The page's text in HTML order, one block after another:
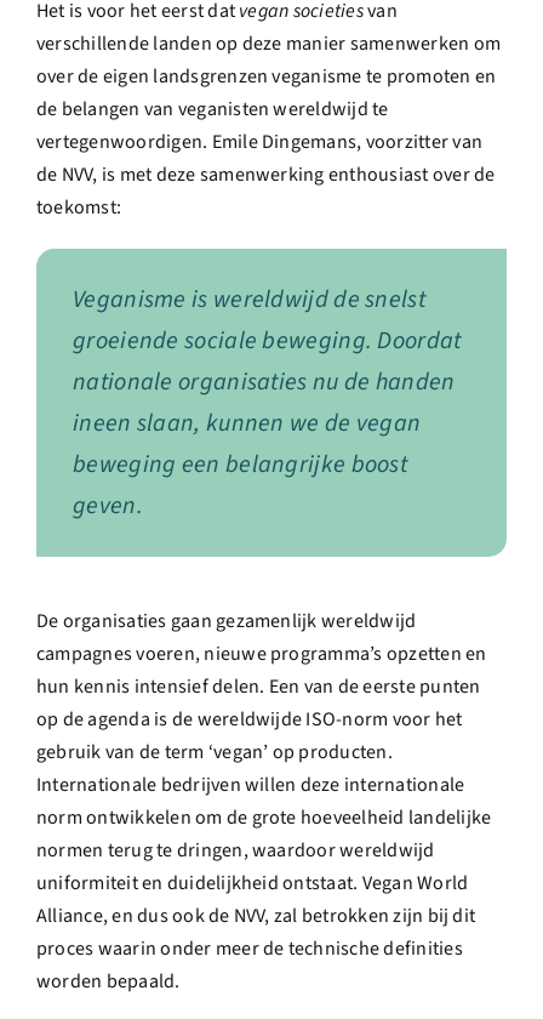
Het is voor het eerst datvegan societiesvan
verschillende landen op deze manier samenwerken om
over de eigen landsgrenzen veganisme te promoten en
de belangen van veganisten wereldwijd te
vertegenwoordigen. Emile Dingemans, voorzitter van
de NVV, is met deze samenwerking enthousiast over de
toekomst:
Veganisme is wereldwijd de snelst
groeiende sociale beweging. Doordat
nationale organisaties nu de handen
ineen slaan, kunnen we de vegan
beweging een belangrijke boost
geven.
De organisaties gaan gezamenlijk wereldwijd
campagnes voeren, nieuwe programma’s opzetten en
hun kennis intensief delen. Een van de eerste punten
op de agenda is de wereldwijde ISO-norm voor het
gebruik van de term ‘vegan’ op producten.
Internationale bedrijven willen deze internationale
norm ontwikkelen om de grote hoeveelheid landelijke
normen terug te dringen, waardoor wereldwijd
uniformiteit en duidelijkheid ontstaat. Vegan World
Alliance, en dus ook de NVV, zal betrokken zijn bij dit
proces waarin onder meer de technische definities
worden bepaald.